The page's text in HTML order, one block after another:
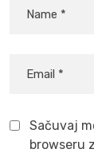
Sačuvaj
browseru